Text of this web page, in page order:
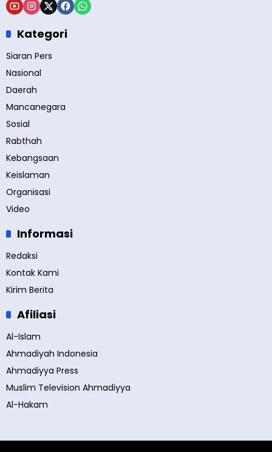
Kategori
Siaran Pers
Nasional
Daerah
Mancanegara
Sosial
Rabthah
Kebangsaan
Keislaman
Organisasi
Video
Informasi
Redaksi
Kontak Kami
Kirim Berita
Afiliasi
Al-Islam
Ahmadiyah Indonesia
Ahmadiyya Press
Muslim Television Ahmadiyya
Al-Hakam